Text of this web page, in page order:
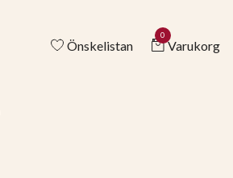
Önskelistan
0
Varukorg